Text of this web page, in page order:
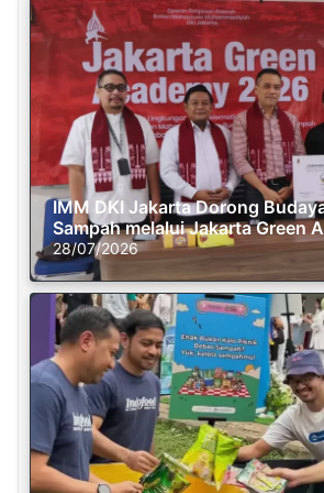
IMM DKI Jakarta Dorong
Sampah melalui Jakarta Green
28/07/2026